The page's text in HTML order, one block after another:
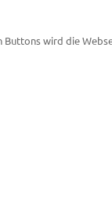
wird die